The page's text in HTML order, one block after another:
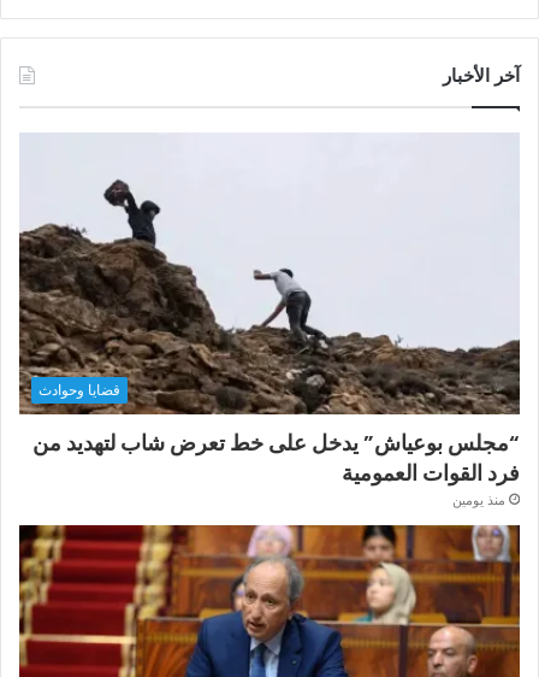
آخر الأخبار
قضايا وحوادث
“مجلس بوعياش” يدخل على خط تعرض شاب لتهديد من
فرد القوات العمومية
منذ يومين